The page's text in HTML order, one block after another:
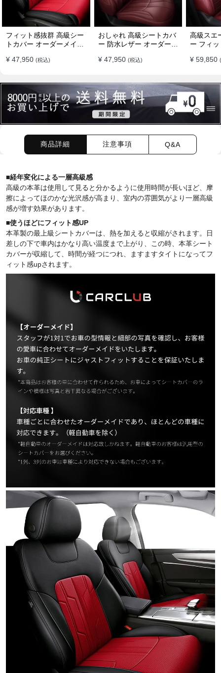
フィット感抜群 高級シー
トカバー オーダーメイド
全席セット
¥ 47,950 (税込)
おしゃれ 高級シートカバ
ー 防水レザー オーダーメ
全席セット
¥ 47,950 (税込)
高級スエ
ー フィ
全席セッ
¥ 59,850
商品詳細 注意事項 Q&A
■経年変化による一層高級感
高級の本革は使用して見ると分かるように使用時間が長いほど、摩
擦によってほのかな光沢感が高まり、室内の雰囲気がより一層高級
感が増す効果があります。
■使うほどにフィット感UP
本革製の最上級シートカバーは、熱を加えると収縮がされます。日
差しの下で車内はかなり高い温度まで上がり、この時、本革シート
カバーが収縮して、時間が経つにつれ、ますますタイトになってフ
ィット感upされます。